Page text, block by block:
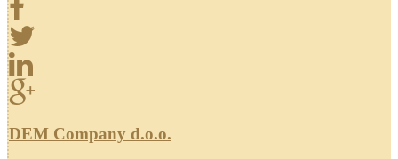
DEM Company d.o.o.